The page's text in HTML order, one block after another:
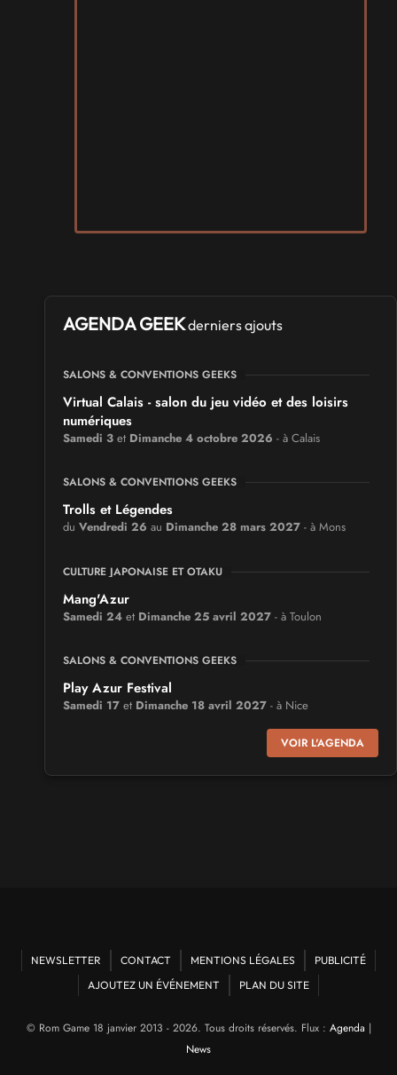
AGENDA GEEKderniers ajouts
SALONS & CONVENTIONS GEEKS
Virtual Calais - salon du jeu vidéo et des loisirs
numériques
Samedi 3 et Dimanche 4 octobre 2026 - à Calais
SALONS & CONVENTIONS GEEKS
Trolls et Légendes
du Vendredi 26 au Dimanche 28 mars 2027 - à Mons
CULTURE JAPONAISE ET OTAKU
Mang'Azur
Samedi 24 et Dimanche 25 avril 2027 - à Toulon
SALONS & CONVENTIONS GEEKS
Play Azur Festival
Samedi 17 et Dimanche 18 avril 2027 - à Nice
Art To Play
MangAnime
Dimanche 8auDimanche 8 novembre 2026
SALONS & CONVENTIONS GEEKS
VOIR L'AGENDA
NEWSLETTER CONTACT MENTIONS LÉGALES
PUBLICITÉ
AJOUTEZ UN ÉVÉNEMENT
PLAN DU SITE
© Rom Game 18 janvier 2013 - 2026. Tous droits réservés. Flux : Agenda |
News